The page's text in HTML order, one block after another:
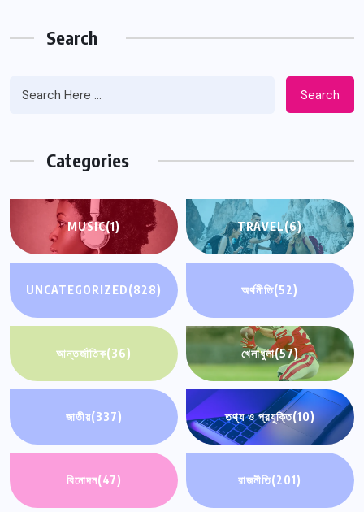
Search
Search
Categories
MUSIC(1) TRAVEL(6)
UNCATEGORIZED(828) অর্থনীতি(52)
আন্তর্জাতিক(36) খেলাধুলা(57)
জাতীয়(337) তথ্য ও প্রযুক্তি(10)
বিনোদন(47) রাজনীতি(201)